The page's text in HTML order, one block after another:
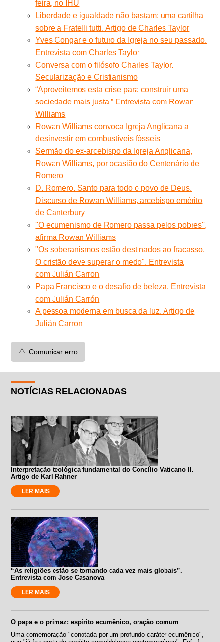
feira, no IHU
Liberdade e igualdade não bastam: uma cartilha
sobre a Fratelli tutti. Artigo de Charles Taylor
Yves Congar e o futuro da Igreja no seu passado.
Entrevista com Charles Taylor
Conversa com o filósofo Charles Taylor.
Secularização e Cristianismo
“Aproveitemos esta crise para construir uma
sociedade mais justa.” Entrevista com Rowan
Williams
Rowan Williams convoca Igreja Anglicana a
desinvestir em combustíveis fósseis
Sermão do ex-arcebispo da Igreja Anglicana,
Rowan Williams, por ocasião do Centenário de
Romero
D. Romero. Santo para todo o povo de Deus.
Discurso de Rowan Williams, arcebispo emérito
de Canterbury
''O ecumenismo de Romero passa pelos pobres'',
afirma Rowan Williams
"Os soberanismos estão destinados ao fracasso.
O cristão deve superar o medo". Entrevista
com Julián Carron
Papa Francisco e o desafio de beleza. Entrevista
com Julián Carrón
A pessoa moderna em busca da luz. Artigo de
Julián Carron
⚠️ Comunicar erro
NOTÍCIAS RELACIONADAS
Interpretação teológica fundamental do Concílio Vaticano II.
Artigo de Karl Rahner
LER MAIS
“As religiões estão se tornando cada vez mais globais”.
Entrevista com Jose Casanova
LER MAIS
O papa e o primaz: espírito ecumênico, oração comum
Uma comemoração "conotada por um profundo caráter ecumênico",